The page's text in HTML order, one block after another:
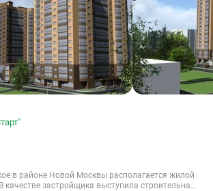
в районе Новой Москвы располагается жилой
качестве застройщика выступила строительна...